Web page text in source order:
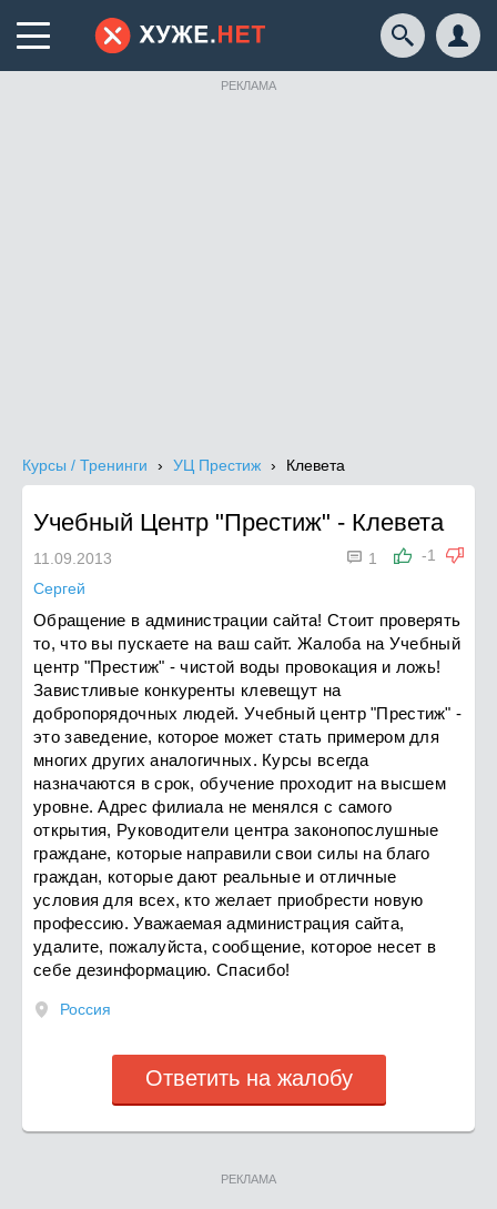
РЕКЛАМА
Курсы / Тренинги УЦ Престиж Клевета
Учебный Центр "Престиж" - Клевета
-1
 1
11.09.2013
Сергей
Обращение в администрации сайта! Стоит проверять
то, что вы пускаете на ваш сайт. Жалоба на Учебный
центр "Престиж" - чистой воды провокация и ложь!
Завистливые конкуренты клевещут на
добропорядочных людей. Учебный центр "Престиж" -
это заведение, которое может стать примером для
многих других аналогичных. Курсы всегда
назначаются в срок, обучение проходит на высшем
уровне. Адрес филиала не менялся с самого
открытия, Руководители центра законопослушные
граждане, которые направили свои силы на благо
граждан, которые дают реальные и отличные
условия для всех, кто желает приобрести новую
профессию. Уважаемая администрация сайта,
удалите, пожалуйста, сообщение, которое несет в
себе дезинформацию. Спасибо!
Россия
Ответить на жалобу
РЕКЛАМА